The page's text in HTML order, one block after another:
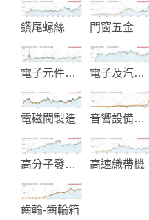
鑽尾螺絲 門窗五金
電子元件製造 電子及汽車塑膠零組件
電磁閥製造 音響設備代工
高分子發泡材料製造 高速織帶機
齒輪-齒輪箱